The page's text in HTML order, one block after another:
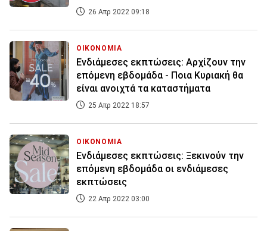
26 Απρ 2022 09:18
ΟΙΚΟΝΟΜΙΑ
Ενδιάμεσες εκπτώσεις: Αρχίζουν την
επόμενη εβδομάδα - Ποια Κυριακή θα
είναι ανοιχτά τα καταστήματα
25 Απρ 2022 18:57
ΟΙΚΟΝΟΜΙΑ
Ενδιάμεσες εκπτώσεις: Ξεκινούν την
επόμενη εβδομάδα οι ενδιάμεσες
εκπτώσεις
22 Απρ 2022 03:00